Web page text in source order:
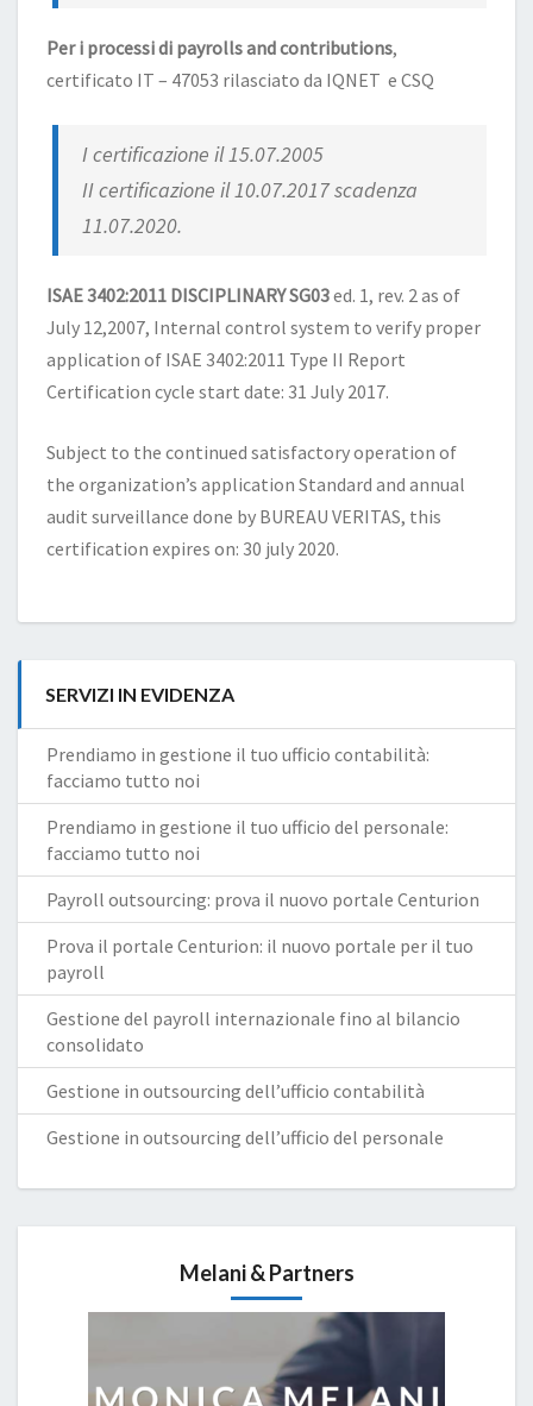
Per i processi di payrolls and contributions,
certificato IT – 47053 rilasciato da IQNET e CSQ
I certificazione il 15.07.2005
II certificazione il 10.07.2017 scadenza
11.07.2020.
ISAE 3402:2011 DISCIPLINARY SG03ed. 1, rev. 2 as of
July 12,2007, Internal control system to verify proper
application of ISAE 3402:2011 Type II Report
Certification cycle start date: 31 July 2017.
Subject to the continued satisfactory operation of
the organization’s application Standard and annual
audit surveillance done by BUREAU VERITAS, this
certification expires on: 30 july 2020.
SERVIZI IN EVIDENZA
Prendiamo in gestione il tuo ufficio contabilità:
facciamo tutto noi
Prendiamo in gestione il tuo ufficio del personale:
facciamo tutto noi
Payroll outsourcing: prova il nuovo portale Centurion
Prova il portale Centurion: il nuovo portale per il tuo
payroll
Gestione del payroll internazionale fino al bilancio
consolidato
Gestione in outsourcing dell’ufficio contabilità
Gestione in outsourcing dell’ufficio del personale
Melani & Partners